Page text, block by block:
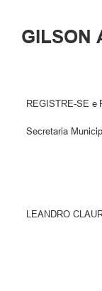
GILSON
REGISTRE-SE e
Secretaria
LEANDRO